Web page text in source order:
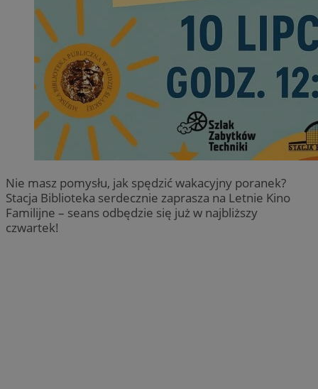
Nie masz pomysłu, jak spędzić wakacyjny poranek?
Stacja Biblioteka serdecznie zaprasza na Letnie Kino
Familijne – seans odbędzie się już w najbliższy
czwartek!